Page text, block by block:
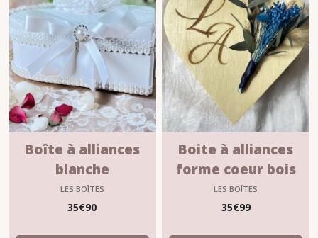
Boîte à alliances
blanche
personnalisée «
Chanelle » –
LES BOÎTES
35€90
Boite à alliances
forme coeur bois
naturel
LES BOÎTES
35€99